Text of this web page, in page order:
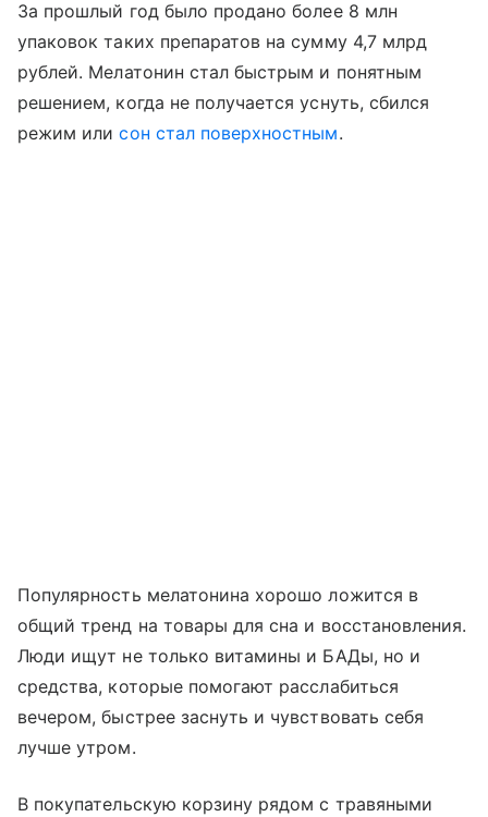
За прошлый год было продано более 8 млн
упаковок таких препаратов на сумму 4,7 млрд
рублей. Мелатонин стал быстрым и понятным
решением, когда не получается уснуть, сбился
режим илисон стал поверхностным.
Популярность мелатонина хорошо ложится в
общий тренд на товары для сна и восстановления.
Люди ищут не только витамины и БАДы, но и
средства, которые помогают расслабиться
вечером, быстрее заснуть и чувствовать себя
лучше утром.
В покупательскую корзину рядом с травяными